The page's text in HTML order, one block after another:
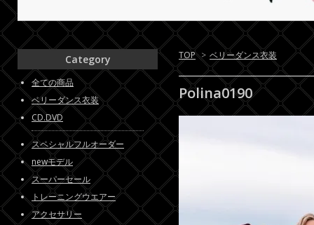
TOP > ベリーダンス衣装
Polina0190
Category
全ての商品
ベリーダンス衣装
CD.DVD
スペシャルフルオーダー
newモデル
スーパーセール
トレーニングウエアー
アクセサリー